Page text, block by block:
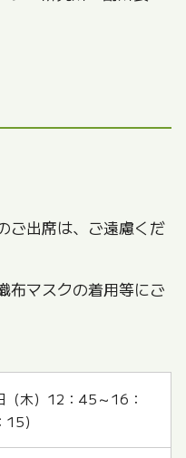
ご出席は、ご遠慮くだ
布マスクの着用等にご
木）12：45～16：
）